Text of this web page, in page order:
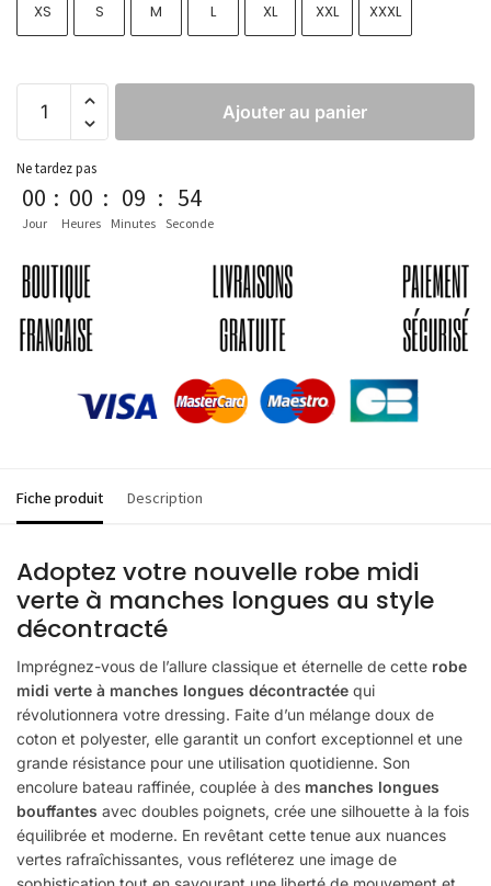
XS S M L XL XXL XXXL
Ajouter au panier
Ne tardez pas
00
Jour
: 00
Heures
: 09
Minutes
: 53
Seconde
Fiche produit Description
Adoptez votre nouvelle robe midi
verte à manches longues au style
décontracté
Imprégnez-vous de l’allure classique et éternelle de cette robe
midi verte à manches longues décontractée qui
révolutionnera votre dressing. Faite d’un mélange doux de
coton et polyester, elle garantit un confort exceptionnel et une
grande résistance pour une utilisation quotidienne. Son
encolure bateau raffinée, couplée à des manches longues
bouffantes avec doubles poignets, crée une silhouette à la fois
équilibrée et moderne. En revêtant cette tenue aux nuances
vertes rafraîchissantes, vous refléterez une image de